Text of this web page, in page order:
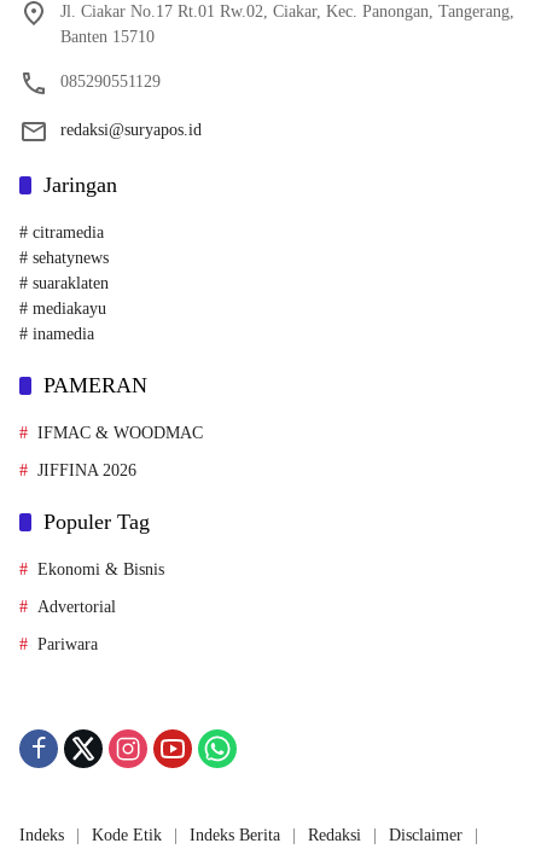
Jl. Ciakar No.17 Rt.01 Rw.02, Ciakar, Kec. Panongan, Tangerang,
Banten 15710
085290551129
redaksi@suryapos.id
Jaringan
# citramedia
# sehatynews
# suaraklaten
# mediakayu
# inamedia
PAMERAN
IFMAC & WOODMAC
JIFFINA 2026
Populer Tag
Ekonomi & Bisnis
Advertorial
Pariwara
Indeks Kode Etik Indeks Berita Redaksi Disclaimer